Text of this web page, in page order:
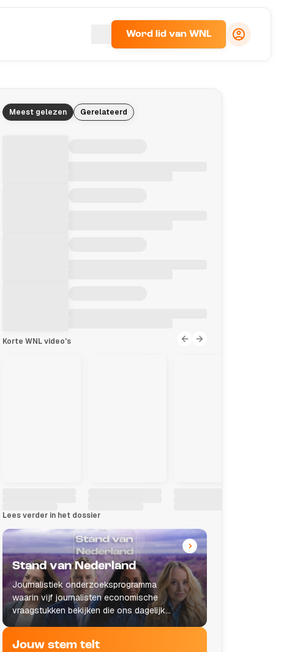
Word lid van WNL
Meest gelezen Gerelateerd
Korte WNL video's
Lees verder in het dossier
Stand van Nederland
Journalistiek onderzoeksprogramma
waarin vijf journalisten economische
vraagstukken bekijken die ons dagelijks
leven raken.
Jouw stem telt